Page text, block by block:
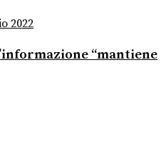
2022
“mantiene